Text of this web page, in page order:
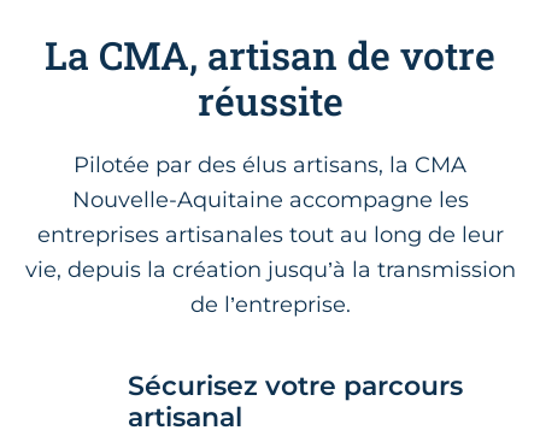
La CMA, artisan de votre
réussite
Pilotée par des élus artisans, la CMA
Nouvelle-Aquitaine accompagne les
entreprises artisanales tout au long de leur
vie, depuis la création jusqu’à la transmission
de l’entreprise.
Sécurisez votre parcours
artisanal